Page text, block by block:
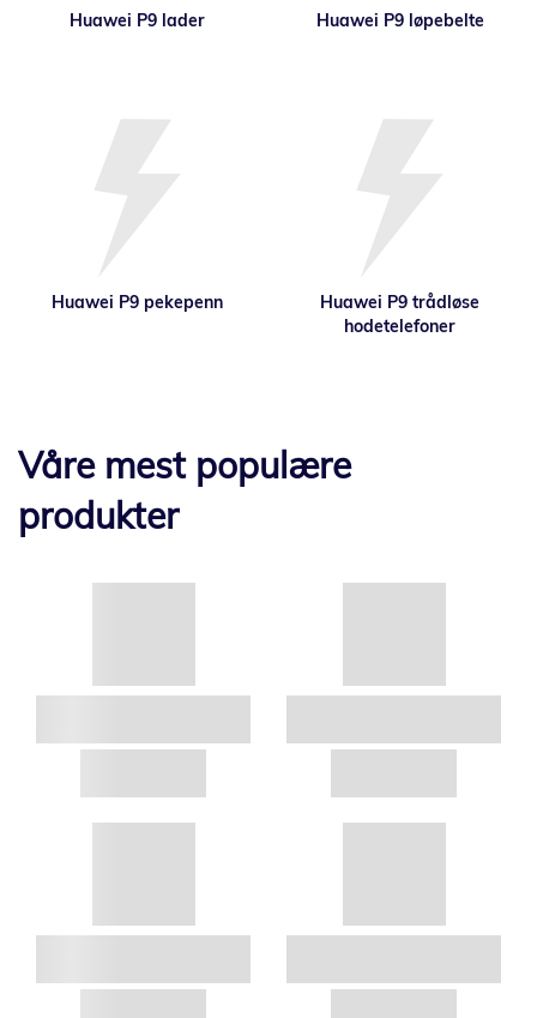
Huawei P9 lader Huawei P9 løpebelte
Huawei P9 pekepenn
Huawei P9 trådløse
hodetelefoner
Våre mest populære
produkter